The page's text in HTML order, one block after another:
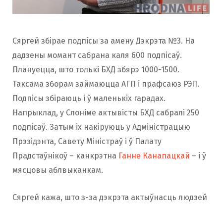
Сяргей збірае подпісы за амену Дэкрэта №3. На
дадзены момант сабрана каля 600 подпісаў.
Плануецца, што толькі БХД збярэ 1000-1500.
Таксама зборам займаюцца АГП і прафсаюз РЭП.
Подпісы збіраюць і ў маленькіх гарадах.
Напрыклад, у Слоніме актывісты БХД сабралі 250
подпісаў. Затым іх накіруюць у Адміністрацыю
Прэзідэнта, Савету Міністраў і ў Палату
Прадстаўнікоў – канкрэтна Ганне Канапацкай – і ў
мясцовы аблвыканкам.
Сяргей кажа, што з-за дэкрэта актыўнасць людзей